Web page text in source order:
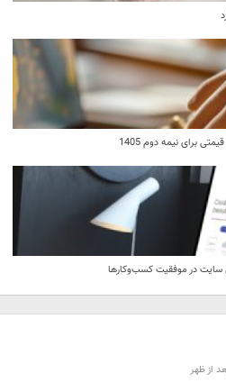
در موفقیت کسب‌وکارها